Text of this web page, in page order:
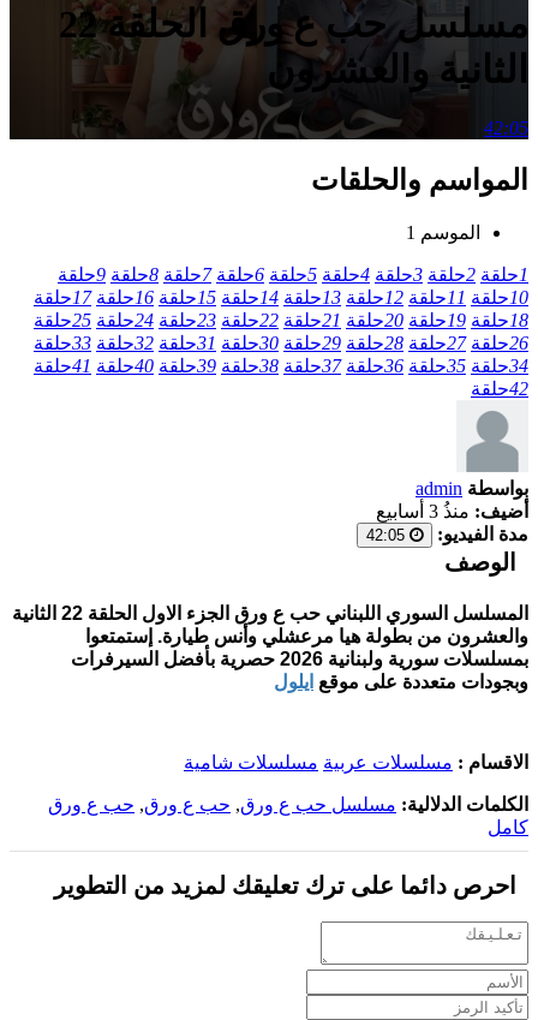
مسلسل حب ع ورق الحلقة 22
الثانية والعشرون
42:05
المواسم والحلقات
الموسم 1
1حلقة 2حلقة 3حلقة 4حلقة 5حلقة 6حلقة 7حلقة 8حلقة 9حلقة
10حلقة 11حلقة 12حلقة 13حلقة 14حلقة 15حلقة 16حلقة 17حلقة
18حلقة 19حلقة 20حلقة 21حلقة 22حلقة 23حلقة 24حلقة 25حلقة
26حلقة 27حلقة 28حلقة 29حلقة 30حلقة 31حلقة 32حلقة 33حلقة
34حلقة 35حلقة 36حلقة 37حلقة 38حلقة 39حلقة 40حلقة 41حلقة
42حلقة
بواسطة admin
أضيف: منذُ 3 أسابيع
مدة الفيديو:
الوصف
المسلسل السوري اللبناني حب ع ورق الجزء الاول الحلقة 22 الثانية
والعشرون من بطولة هيا مرعشلي وأنس طيارة. إستمتعوا
بمسلسلات سورية ولبنانية 2026 حصرية بأفضل السيرفرات
وبجودات متعددة على موقع ايلول
الاقسام : مسلسلات عربية مسلسلات شامية
الكلمات الدلالية: مسلسل حب ع ورق, حب ع ورق, حب ع ورق
كامل
احرص دائما على ترك تعليقك لمزيد من التطوير